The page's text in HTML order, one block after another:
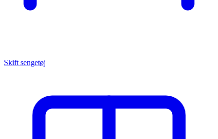
Skift sengetøj